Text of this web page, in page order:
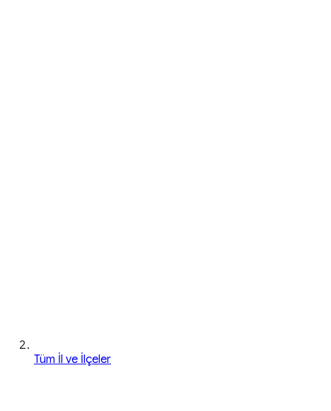
Tüm İl ve İlçeler